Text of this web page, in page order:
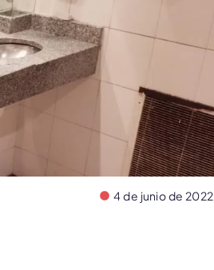
4 de junio de 2022